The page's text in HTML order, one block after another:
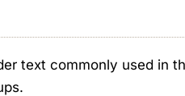
text commonly used in